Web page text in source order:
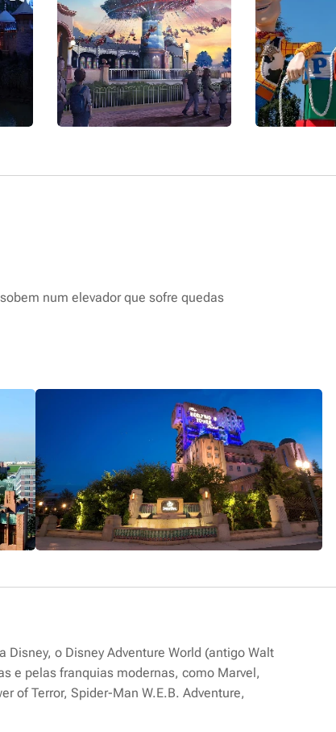
num elevador que sofre quedas
o Disney Adventure World (antigo Walt
e pelas franquias modernas, como Marvel,
of Terror, Spider-Man W.E.B. Adventure,